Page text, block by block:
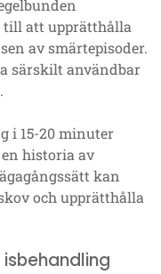
att upprätthålla
av smärtepisoder.
särskilt användbar
i 15-20 minuter
historia av
kan
och upprätthålla